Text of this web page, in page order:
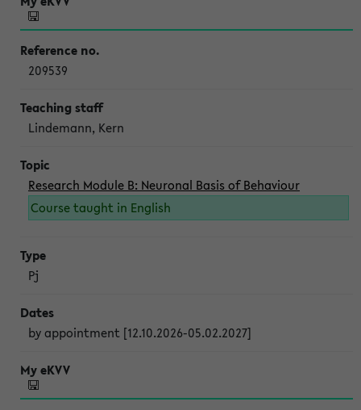
209539
Lindemann, Kern
Research Module B: Neuronal Basis of Behaviour
Course taught in English
Pj
by appointment [12.10.2026-05.02.2027]